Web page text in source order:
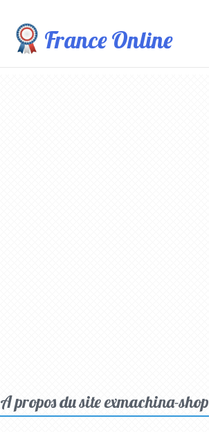
France Online
A propos du site exmachina-shop